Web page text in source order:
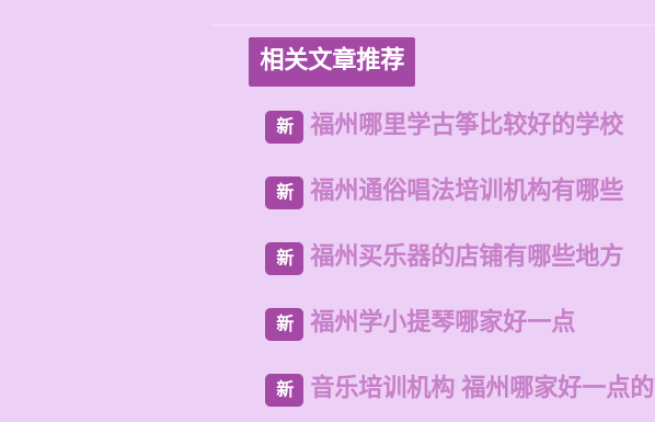
相关文章推荐
新 福州哪里学古筝比较好的学校
新 福州通俗唱法培训机构有哪些
新 福州买乐器的店铺有哪些地方
新 福州学小提琴哪家好一点
新 音乐培训机构 福州哪家好一点的